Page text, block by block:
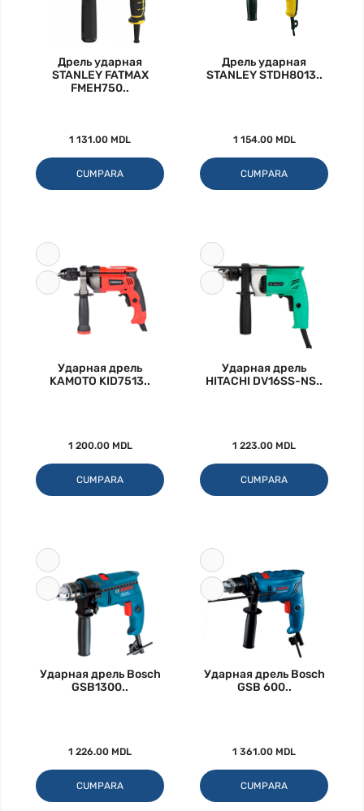
Дрель ударная
STANLEY FATMAX
FMEH750..
1 131.00 MDL
CUMPARA
Дрель ударная
STANLEY STDH8013..
1 154.00 MDL
CUMPARA
Ударная дрель
KAMOTO KID7513..
1 200.00 MDL
CUMPARA
Ударная дрель
HITACHI DV16SS-NS..
1 223.00 MDL
CUMPARA
Ударная дрель Bosch
GSB1300..
1 226.00 MDL
CUMPARA
Ударная дрель Bosch
GSB 600..
1 361.00 MDL
CUMPARA